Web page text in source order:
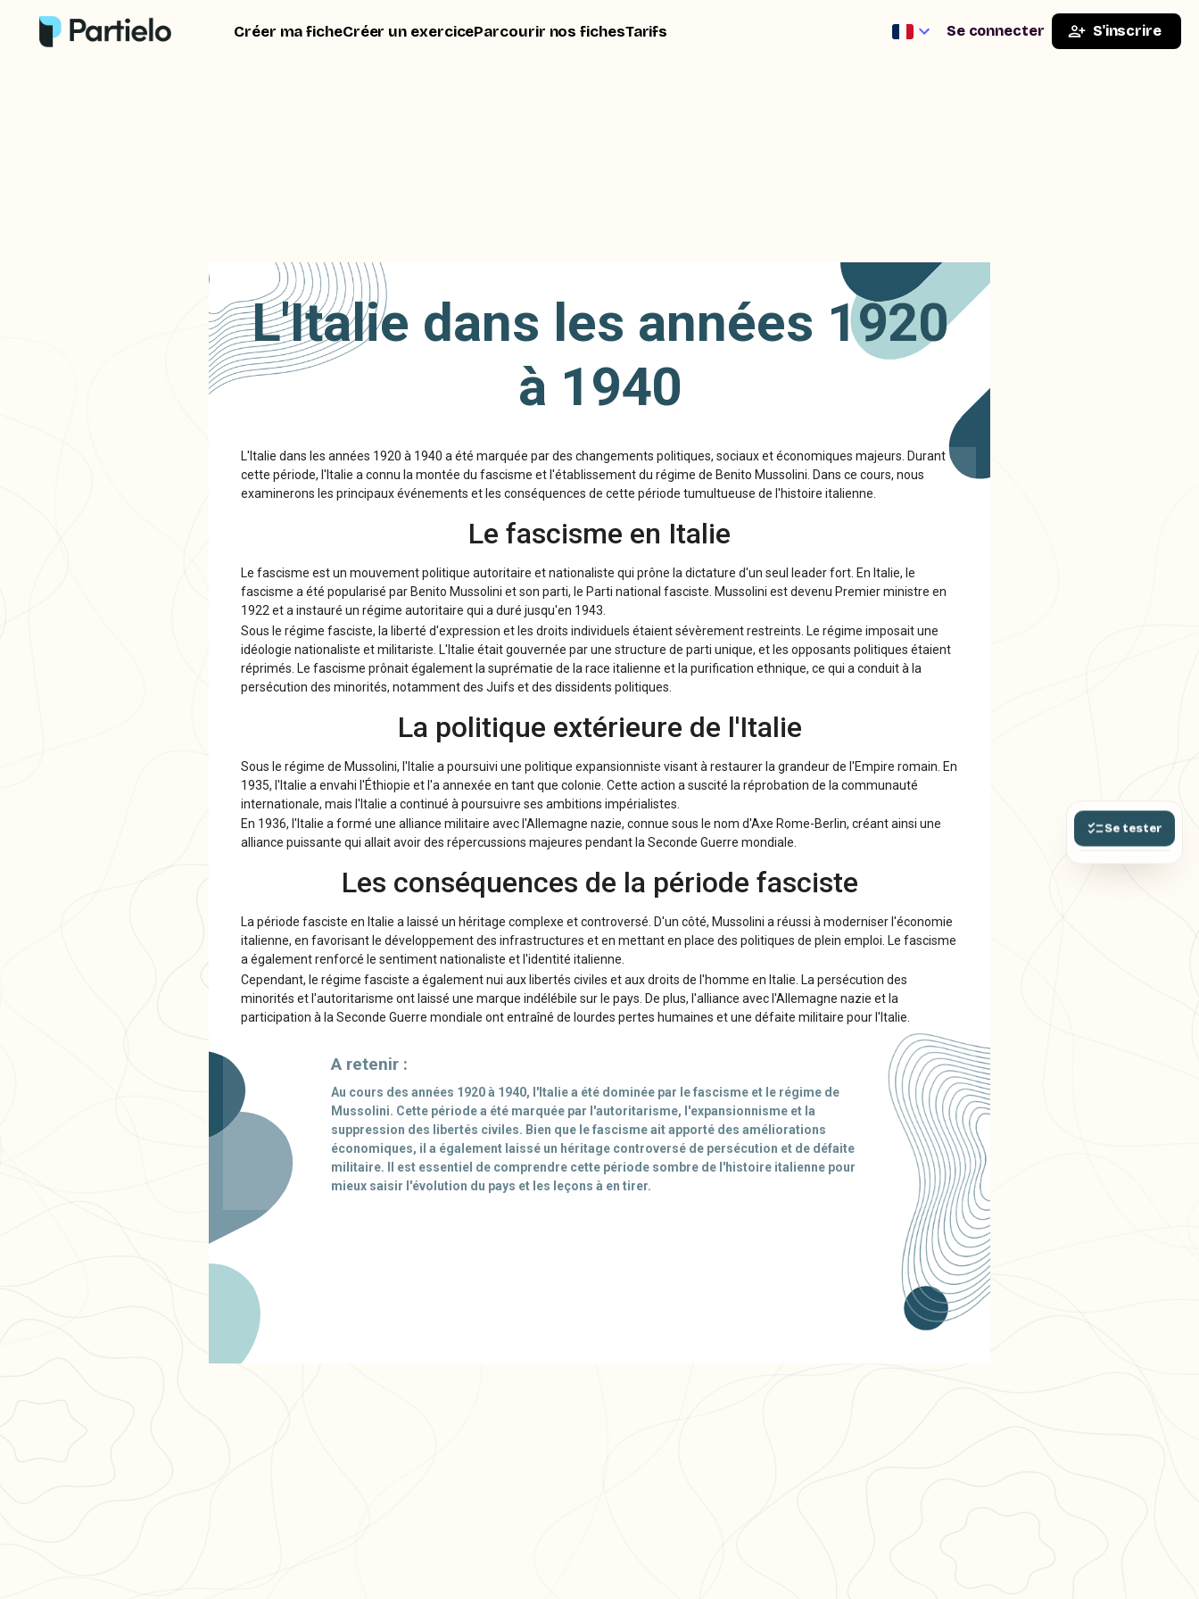
Créer ma ficheCréer un exerciceParcourir nos fichesTarifs Se connecter S'inscrire
Se tester
L'Italie dans les années 1920
à 1940
L'Italie dans les années 1920 à 1940 a été marquée par des changements politiques, sociaux et économiques majeurs. Durant
cette période, l'Italie a connu la montée du fascisme et l'établissement du régime de Benito Mussolini. Dans ce cours, nous
examinerons les principaux événements et les conséquences de cette période tumultueuse de l'histoire italienne.
Le fascisme en Italie
Le fascisme est un mouvement politique autoritaire et nationaliste qui prône la dictature d'un seul leader fort. En Italie, le
fascisme a été popularisé par Benito Mussolini et son parti, le Parti national fasciste. Mussolini est devenu Premier ministre en
1922 et a instauré un régime autoritaire qui a duré jusqu'en 1943.
Sous le régime fasciste, la liberté d'expression et les droits individuels étaient sévèrement restreints. Le régime imposait une
idéologie nationaliste et militariste. L'Italie était gouvernée par une structure de parti unique, et les opposants politiques étaient
réprimés. Le fascisme prônait également la suprématie de la race italienne et la purification ethnique, ce qui a conduit à la
persécution des minorités, notamment des Juifs et des dissidents politiques.
La politique extérieure de l'Italie
Sous le régime de Mussolini, l'Italie a poursuivi une politique expansionniste visant à restaurer la grandeur de l'Empire romain. En
1935, l'Italie a envahi l'Éthiopie et l'a annexée en tant que colonie. Cette action a suscité la réprobation de la communauté
internationale, mais l'Italie a continué à poursuivre ses ambitions impérialistes.
En 1936, l'Italie a formé une alliance militaire avec l'Allemagne nazie, connue sous le nom d'Axe Rome-Berlin, créant ainsi une
alliance puissante qui allait avoir des répercussions majeures pendant la Seconde Guerre mondiale.
Les conséquences de la période fasciste
La période fasciste en Italie a laissé un héritage complexe et controversé. D'un côté, Mussolini a réussi à moderniser l'économie
italienne, en favorisant le développement des infrastructures et en mettant en place des politiques de plein emploi. Le fascisme
a également renforcé le sentiment nationaliste et l'identité italienne.
Cependant, le régime fasciste a également nui aux libertés civiles et aux droits de l'homme en Italie. La persécution des
minorités et l'autoritarisme ont laissé une marque indélébile sur le pays. De plus, l'alliance avec l'Allemagne nazie et la
participation à la Seconde Guerre mondiale ont entraîné de lourdes pertes humaines et une défaite militaire pour l'Italie.
A retenir :
Au cours des années 1920 à 1940, l'Italie a été dominée par le fascisme et le régime de
Mussolini. Cette période a été marquée par l'autoritarisme, l'expansionnisme et la
suppression des libertés civiles. Bien que le fascisme ait apporté des améliorations
économiques, il a également laissé un héritage controversé de persécution et de défaite
militaire. Il est essentiel de comprendre cette période sombre de l'histoire italienne pour
mieux saisir l'évolution du pays et les leçons à en tirer.